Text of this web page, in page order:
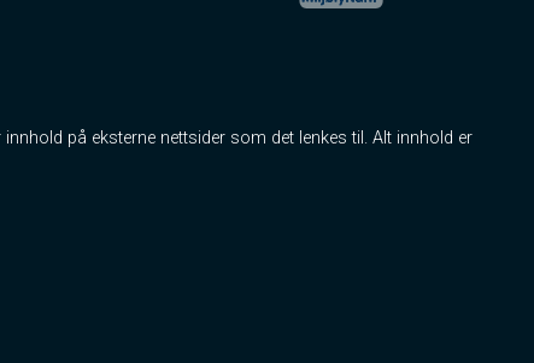
på eksterne nettsider som det lenkes til. Alt innhold er